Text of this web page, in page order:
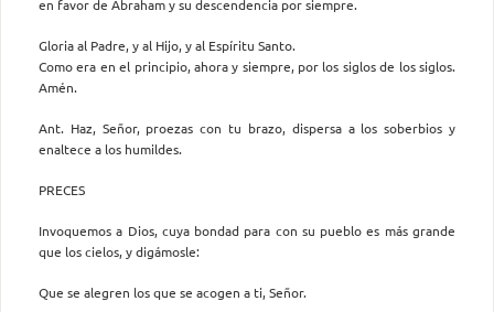
en favor de Abraham y su descendencia por siempre.
Gloria al Padre, y al Hijo, y al Espíritu Santo.
Como era en el principio, ahora y siempre, por los siglos de los siglos.
Amén.
Ant. Haz, Señor, proezas con tu brazo, dispersa a los soberbios y
enaltece a los humildes.
PRECES
Invoquemos a Dios, cuya bondad para con su pueblo es más grande
que los cielos, y digámosle:
Que se alegren los que se acogen a ti, Señor.